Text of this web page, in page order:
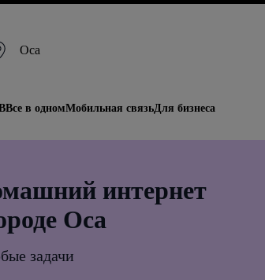
Оса
Все в одномМобильная связьДля бизнеса
интернет
Оса
задачи